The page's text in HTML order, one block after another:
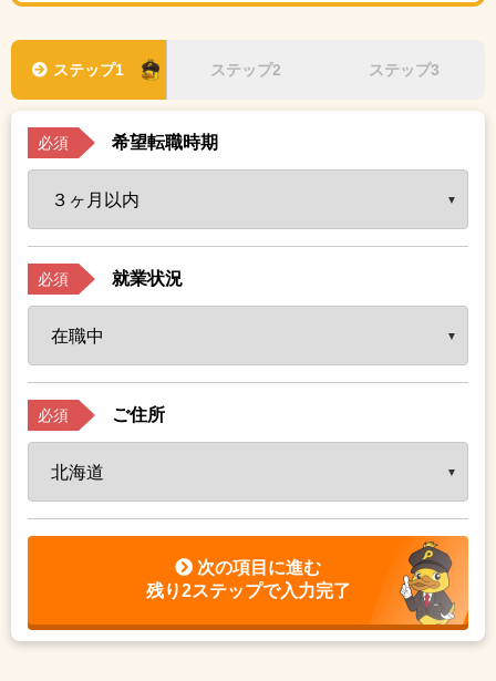
ステップ1 ステップ2 ステップ3
必須 希望転職時期
必須 就業状況
必須 ご住所
次の項目に進む
残り2ステップで入力完了